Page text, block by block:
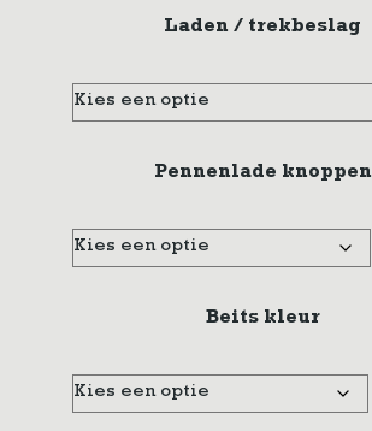
Laden / trekbeslag
Pennenlade knoppen
Beits kleur